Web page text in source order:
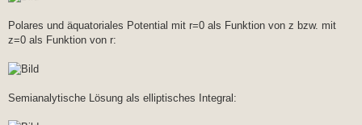
Polares und äquatoriales Potential mit r=0 als Funktion von z bzw. mit
z=0 als Funktion von r:
Semianalytische Lösung als elliptisches Integral: